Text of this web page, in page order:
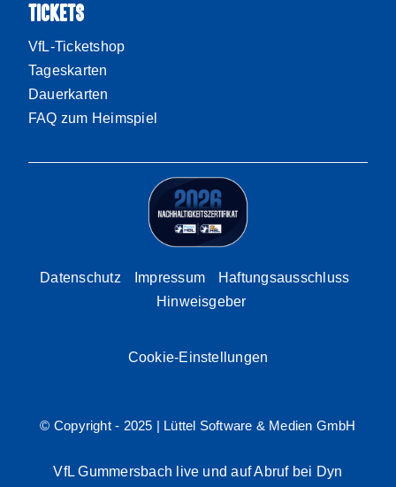
TICKETS
VfL-Ticketshop
Tageskarten
Dauerkarten
FAQ zum Heimspiel
Datenschutz Impressum
Haftungsausschluss
Hinweisgeber
Cookie-Einstellungen
© Copyright - 2025 | Lüttel Software & Medien GmbH
VfL Gummersbach live und auf Abruf bei Dyn